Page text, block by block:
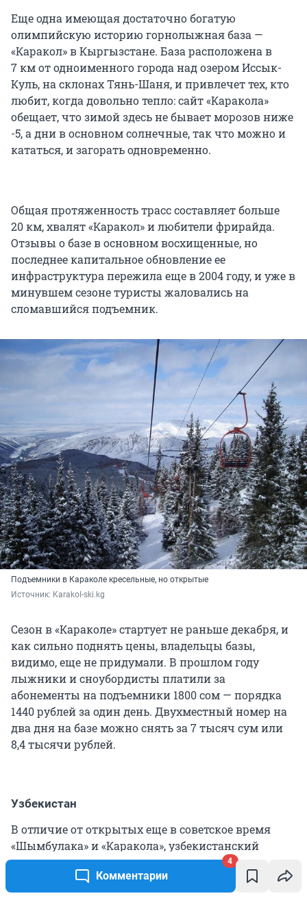
Комментарии
4
Еще одна имеющая достаточно богатую
олимпийскую историю горнолыжная база —
«Каракол» в Кыргызстане. База расположена в
7 км от одноименного города над озером Иссык-
Куль, на склонах Тянь-Шаня, и привлечет тех, кто
любит, когда довольно тепло: сайт «Каракола»
обещает, что зимой здесь не бывает морозов ниже
-5, а дни в основном солнечные, так что можно и
кататься, и загорать одновременно.
Общая протяженность трасс составляет больше
20 км, хвалят «Каракол» и любители фрирайда.
Отзывы о базе в основном восхищенные, но
последнее капитальное обновление ее
инфраструктура пережила еще в 2004 году, и уже в
минувшем сезоне туристы жаловались на
сломавшийся подъемник.
Подъемники в Караколе кресельные, но открытые
Источник: Karakol-ski.kg
Сезон в «Караколе» стартует не раньше декабря, и
как сильно поднять цены, владельцы базы,
видимо, еще не придумали. В прошлом году
лыжники и сноубордисты платили за
абонементы на подъемники 1800 сом — порядка
1440 рублей за один день. Двухместный номер на
два дня на базе можно снять за 7 тысяч сум или
8,4 тысячи рублей.
Узбекистан
В отличие от открытых еще в советское время
«Шымбулака» и «Каракола», узбекистанский
курорт Amirsoy Resourt в 8 км от Ташкента
построили всего 5 лет назад, причем, если верить
официальному сайту, при разбивке трасс